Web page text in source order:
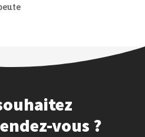
vous ?